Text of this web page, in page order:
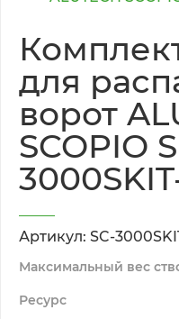
для
ворот
SCOPIO
Артикул: SC-
Максимальный вес
Ресурс